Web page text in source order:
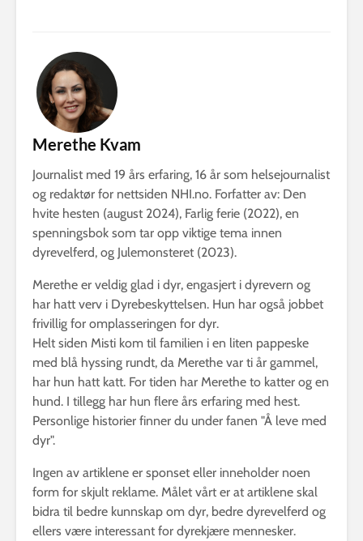
Merethe Kvam
Journalist med 19 års erfaring, 16 år som helsejournalist
og redaktør for nettsiden NHI.no. Forfatter av: Den
hvite hesten (august 2024), Farlig ferie (2022), en
spenningsbok som tar opp viktige tema innen
dyrevelferd, og Julemonsteret (2023).
Merethe er veldig glad i dyr, engasjert i dyrevern og
har hatt verv i Dyrebeskyttelsen. Hun har også jobbet
frivillig for omplasseringen for dyr.
Helt siden Misti kom til familien i en liten pappeske
med blå hyssing rundt, da Merethe var ti år gammel,
har hun hatt katt. For tiden har Merethe to katter og en
hund. I tillegg har hun flere års erfaring med hest.
Personlige historier finner du under fanen "Å leve med
dyr".
Ingen av artiklene er sponset eller inneholder noen
form for skjult reklame. Målet vårt er at artiklene skal
bidra til bedre kunnskap om dyr, bedre dyrevelferd og
ellers være interessant for dyrekjære mennesker.